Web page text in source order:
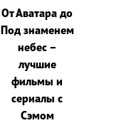
От Аватара до
Под знаменем
небес –
лучшие
фильмы и
сериалы с
Сэмом